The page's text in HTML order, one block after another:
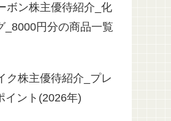
ボン株主優待紹介_化
_8000円分の商品一覧
ク株主優待紹介_プレ
イント(2026年)